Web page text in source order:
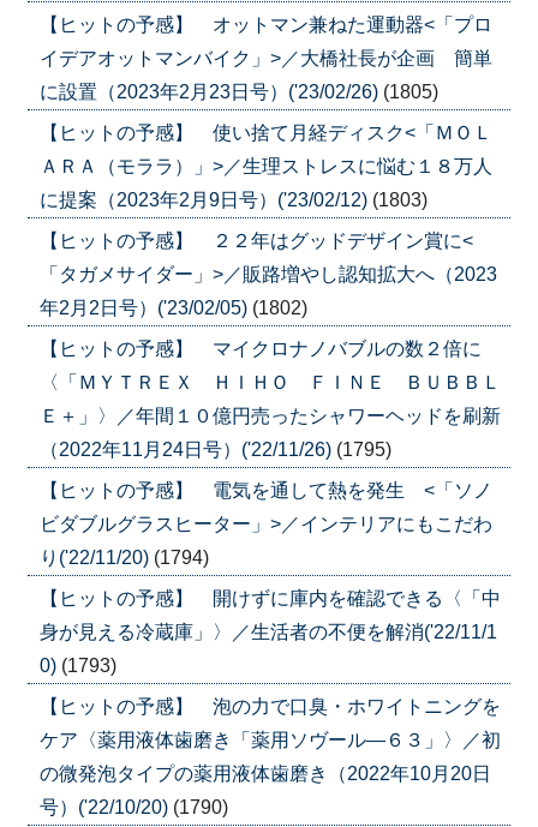
【ヒットの予感】 オットマン兼ねた運動器<「プロ
イデアオットマンバイク」>／大橋社長が企画 簡単
に設置（2023年2月23日号）('23/02/26) (1805)
【ヒットの予感】 使い捨て月経ディスク<「ＭＯＬ
ＡＲＡ（モララ）」>／生理ストレスに悩む１８万人
に提案（2023年2月9日号）('23/02/12) (1803)
【ヒットの予感】 ２２年はグッドデザイン賞に<
「タガメサイダー」>／販路増やし認知拡大へ（2023
年2月2日号）('23/02/05) (1802)
【ヒットの予感】 マイクロナノバブルの数２倍に
〈「ＭＹＴＲＥＸ ＨＩＨＯ ＦＩＮＥ ＢＵＢＢＬ
Ｅ＋」〉／年間１０億円売ったシャワーヘッドを刷新
（2022年11月24日号）('22/11/26) (1795)
【ヒットの予感】 電気を通して熱を発生 <「ソノ
ビダブルグラスヒーター」>／インテリアにもこだわ
り('22/11/20) (1794)
【ヒットの予感】 開けずに庫内を確認できる〈「中
身が見える冷蔵庫」〉／生活者の不便を解消('22/11/1
0) (1793)
【ヒットの予感】 泡の力で口臭・ホワイトニングを
ケア〈薬用液体歯磨き「薬用ソヴール―６３」〉／初
の微発泡タイプの薬用液体歯磨き（2022年10月20日
号）('22/10/20) (1790)